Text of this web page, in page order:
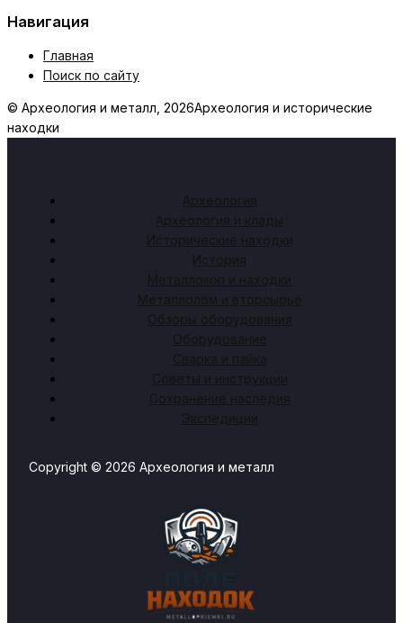
Навигация
Главная
Поиск по сайту
© Археология и металл, 2026Археология и исторические
находки
Археология
Археология и клады
Исторические находки
История
Металлокоп и находки
Металлолом и вторсырьё
Обзоры оборудования
Оборудование
Сварка и пайка
Советы и инструкции
Сохранение наследия
Экспедиции
Copyright © 2026 Археология и металл